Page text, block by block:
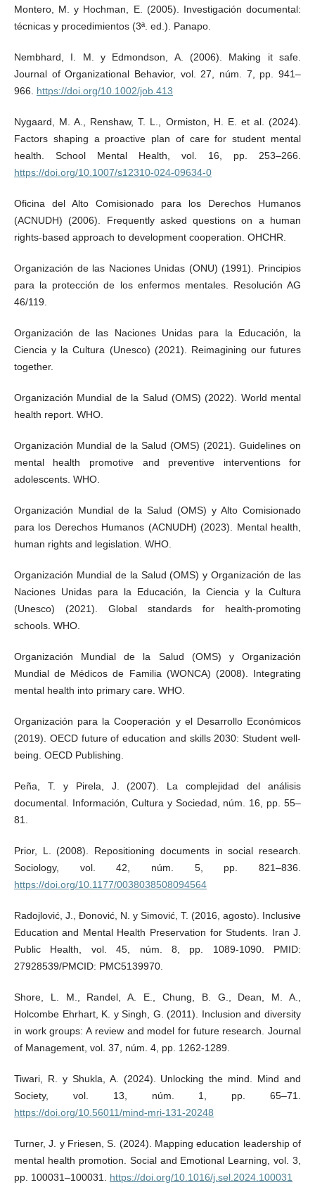
Montero, M. y Hochman, E. (2005). Investigación documental:
técnicas y procedimientos (3ª. ed.). Panapo.
Nembhard, I. M. y Edmondson, A. (2006). Making it safe.
Journal of Organizational Behavior, vol. 27, núm. 7, pp. 941–
966. https://doi.org/10.1002/job.413
Nygaard, M. A., Renshaw, T. L., Ormiston, H. E. et al. (2024).
Factors shaping a proactive plan of care for student mental
health. School Mental Health, vol. 16, pp. 253–266.
https://doi.org/10.1007/s12310-024-09634-0
Oficina del Alto Comisionado para los Derechos Humanos
(ACNUDH) (2006). Frequently asked questions on a human
rights-based approach to development cooperation. OHCHR.
Organización de las Naciones Unidas (ONU) (1991). Principios
para la protección de los enfermos mentales. Resolución AG
46/119.
Organización de las Naciones Unidas para la Educación, la
Ciencia y la Cultura (Unesco) (2021). Reimagining our futures
together.
Organización Mundial de la Salud (OMS) (2022). World mental
health report. WHO.
Organización Mundial de la Salud (OMS) (2021). Guidelines on
mental health promotive and preventive interventions for
adolescents. WHO.
Organización Mundial de la Salud (OMS) y Alto Comisionado
para los Derechos Humanos (ACNUDH) (2023). Mental health,
human rights and legislation. WHO.
Organización Mundial de la Salud (OMS) y Organización de las
Naciones Unidas para la Educación, la Ciencia y la Cultura
(Unesco) (2021). Global standards for health-promoting
schools. WHO.
Organización Mundial de la Salud (OMS) y Organización
Mundial de Médicos de Familia (WONCA) (2008). Integrating
mental health into primary care. WHO.
Organización para la Cooperación y el Desarrollo Económicos
(2019). OECD future of education and skills 2030: Student well-
being. OECD Publishing.
Peña, T. y Pirela, J. (2007). La complejidad del análisis
documental. Información, Cultura y Sociedad, núm. 16, pp. 55–
81.
Prior, L. (2008). Repositioning documents in social research.
Sociology, vol. 42, núm. 5, pp. 821–836.
https://doi.org/10.1177/0038038508094564
Radojlović, J., Đonović, N. y Simović, T. (2016, agosto). Inclusive
Education and Mental Health Preservation for Students. Iran J.
Public Health, vol. 45, núm. 8, pp. 1089-1090. PMID:
27928539/PMCID: PMC5139970.
Shore, L. M., Randel, A. E., Chung, B. G., Dean, M. A.,
Holcombe Ehrhart, K. y Singh, G. (2011). Inclusion and diversity
in work groups: A review and model for future research. Journal
of Management, vol. 37, núm. 4, pp. 1262-1289.
Tiwari, R. y Shukla, A. (2024). Unlocking the mind. Mind and
Society, vol. 13, núm. 1, pp. 65–71.
https://doi.org/10.56011/mind-mri-131-20248
Turner, J. y Friesen, S. (2024). Mapping education leadership of
mental health promotion. Social and Emotional Learning, vol. 3,
pp. 100031–100031. https://doi.org/10.1016/j.sel.2024.100031